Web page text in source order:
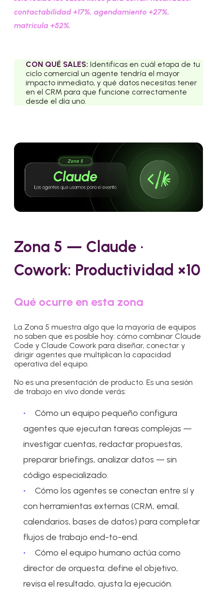
contactabilidad +17%, agendamiento +27%,
matrícula +52%.
CON QUÉ SALES:Identificas en cuál etapa de tu
ciclo comercial un agente tendría el mayor
impacto inmediato, y qué datos necesitas tener
en el CRM para que funcione correctamente
desde el día uno.
Zona 5 — Claude ·
Cowork: Productividad ×10
Qué ocurre en esta zona
La Zona 5 muestra algo que la mayoría de equipos
no saben que es posible hoy: cómo combinar Claude
Code y Claude Cowork para diseñar, conectar y
dirigir agentes que multiplican la capacidad
operativa del equipo.
No es una presentación de producto. Es una sesión
de trabajo en vivo donde verás:
Cómo un equipo pequeño configura
agentes que ejecutan tareas complejas —
investigar cuentas, redactar propuestas,
preparar briefings, analizar datos — sin
código especializado.
Cómo los agentes se conectan entre sí y
con herramientas externas (CRM, email,
calendarios, bases de datos) para completar
flujos de trabajo end-to-end.
Cómo el equipo humano actúa como
director de orquesta: define el objetivo,
revisa el resultado, ajusta la ejecución.